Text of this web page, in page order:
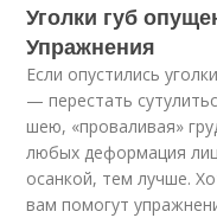
Уголки губ
Упражнения
Если опустились
— перестать
шею, «проваливая»
любых деформация
осанкой, тем лучше.
вам помогут